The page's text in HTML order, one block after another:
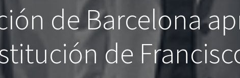
de Barcelona
de